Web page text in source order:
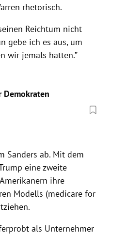
rhetorisch.
Reichtum nicht
gebe ich es aus, um
wir jemals hatten.”
Sanders ab. Mit dem
eine zweite
ihre
Modells (medicare for
als Unternehmer